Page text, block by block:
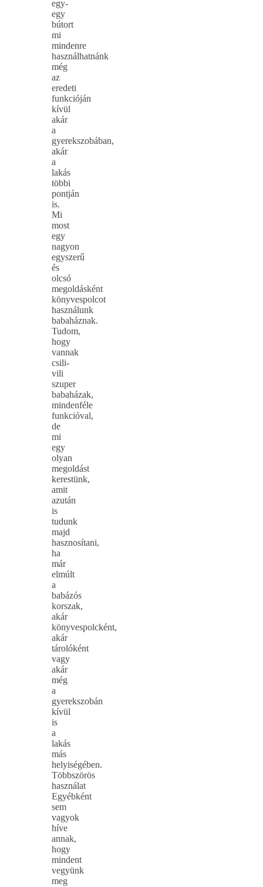
egy-
egy
bútort
mi
mindenre
használhatnánk
még
az
eredeti
funkcióján
kívül
akár
a
gyerekszobában,
akár
a
lakás
többi
pontján
is.
Mi
most
egy
nagyon
egyszerű
és
olcsó
megoldásként
könyvespolcot
használunk
babaháznak.
Tudom,
hogy
vannak
csili-
vili
szuper
babaházak,
mindenféle
funkcióval,
de
mi
egy
olyan
megoldást
kerestünk,
amit
azután
is
tudunk
majd
hasznosítani,
ha
már
elmúlt
a
babázós
korszak,
akár
könyvespolcként,
akár
tárolóként
vagy
akár
még
a
gyerekszobán
kívül
is
a
lakás
más
helyiségében.
Többszörös
használat
Egyébként
sem
vagyok
híve
annak,
hogy
mindent
vegyünk
meg